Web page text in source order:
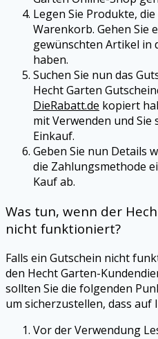
Legen Sie Produkte,
Warenkorb. Gehen Sie
gewünschten Artikel in
haben.
Suchen Sie nun das
Hecht Garten
DieRabatt.de kopiert
mit Verwenden und
Einkauf.
Geben Sie nun Details
die Zahlungsmethode
Kauf ab.
Was tun, wenn der
nicht funktioniert?
Falls ein Gutschein nicht
den Hecht Garten-
sollten Sie die folgenden
um sicherzustellen, dass
Vor der Verwendung